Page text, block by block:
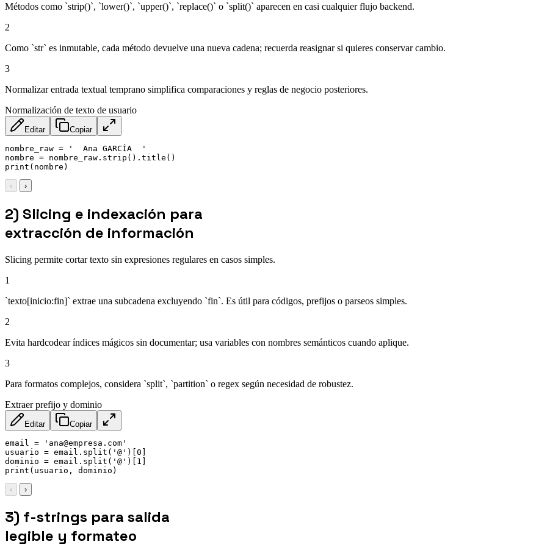
Métodos como `strip()`, `lower()`, `upper()`, `replace()` o `split()` aparecen en casi cualquier flujo backend.
2
Como `str` es inmutable, cada método devuelve una nueva cadena; recuerda reasignar si quieres conservar cambio.
3
Normalizar entrada textual temprano simplifica comparaciones y reglas de negocio posteriores.
Normalización de texto de usuario
Editar Copiar
nombre_raw = '  Ana GARCÍA  '
nombre = nombre_raw.strip().title()
print(nombre)
‹ ›
2) Slicing e indexación para
extracción de información
Slicing permite cortar texto sin expresiones regulares en casos simples.
1
`texto[inicio:fin]` extrae una subcadena excluyendo `fin`. Es útil para códigos, prefijos o parseos simples.
2
Evita hardcodear índices mágicos sin documentar; usa variables con nombres semánticos cuando aplique.
3
Para formatos complejos, considera `split`, `partition` o regex según necesidad de robustez.
Extraer prefijo y dominio
Editar Copiar
email = 'ana@empresa.com'
usuario = email.split('@')[0]
dominio = email.split('@')[1]
print(usuario, dominio)
‹ ›
3) f-strings para salida
legible y formateo